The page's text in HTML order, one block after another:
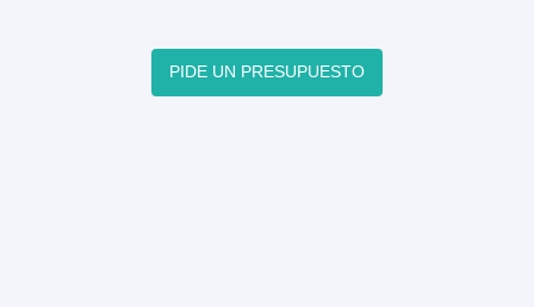
PIDE UN PRESUPUESTO